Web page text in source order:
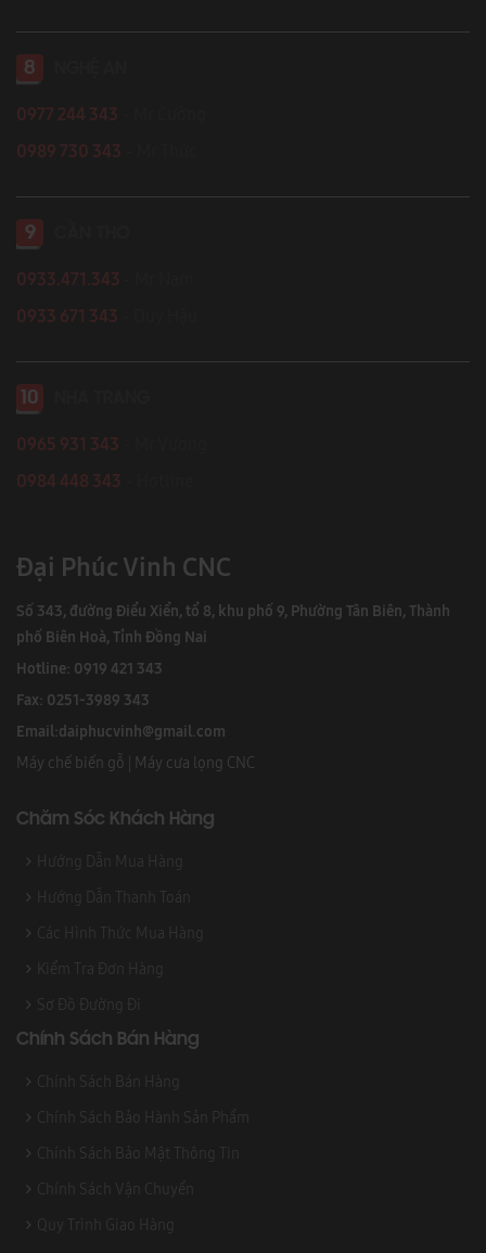
8
0977 244 343
0989 730 343
9
0933.471.343
0933 671 343
10
0965 931 343
0984 448 343
Đại Phúc Vinh CNC
Số 343, đường Điểu Xiển, tổ 8, khu phố 9, Phường Tân Biên, Thành
phố Biên Hoà, Tỉnh Đồng Nai
Hotline: 0919 421 343
Fax: 0251-3989 343
Email:daiphucvinh@gmail.com
Máy chế biến gỗ Máy cưa lọng CNC
Chăm Sóc Khách Hàng
Hướng Dẫn Mua Hàng
Hướng Dẫn Thanh Toán
Các Hình Thức Mua Hàng
Kiểm Tra Đơn Hàng
Sơ Đồ Đường Đi
Chính Sách Bán Hàng
Chính Sách Bán Hàng
Chính Sách Bảo Hành Sản Phẩm
Chính Sách Bảo Mật Thông Tin
Chính Sách Vận Chuyển
Quy Trình Giao Hàng